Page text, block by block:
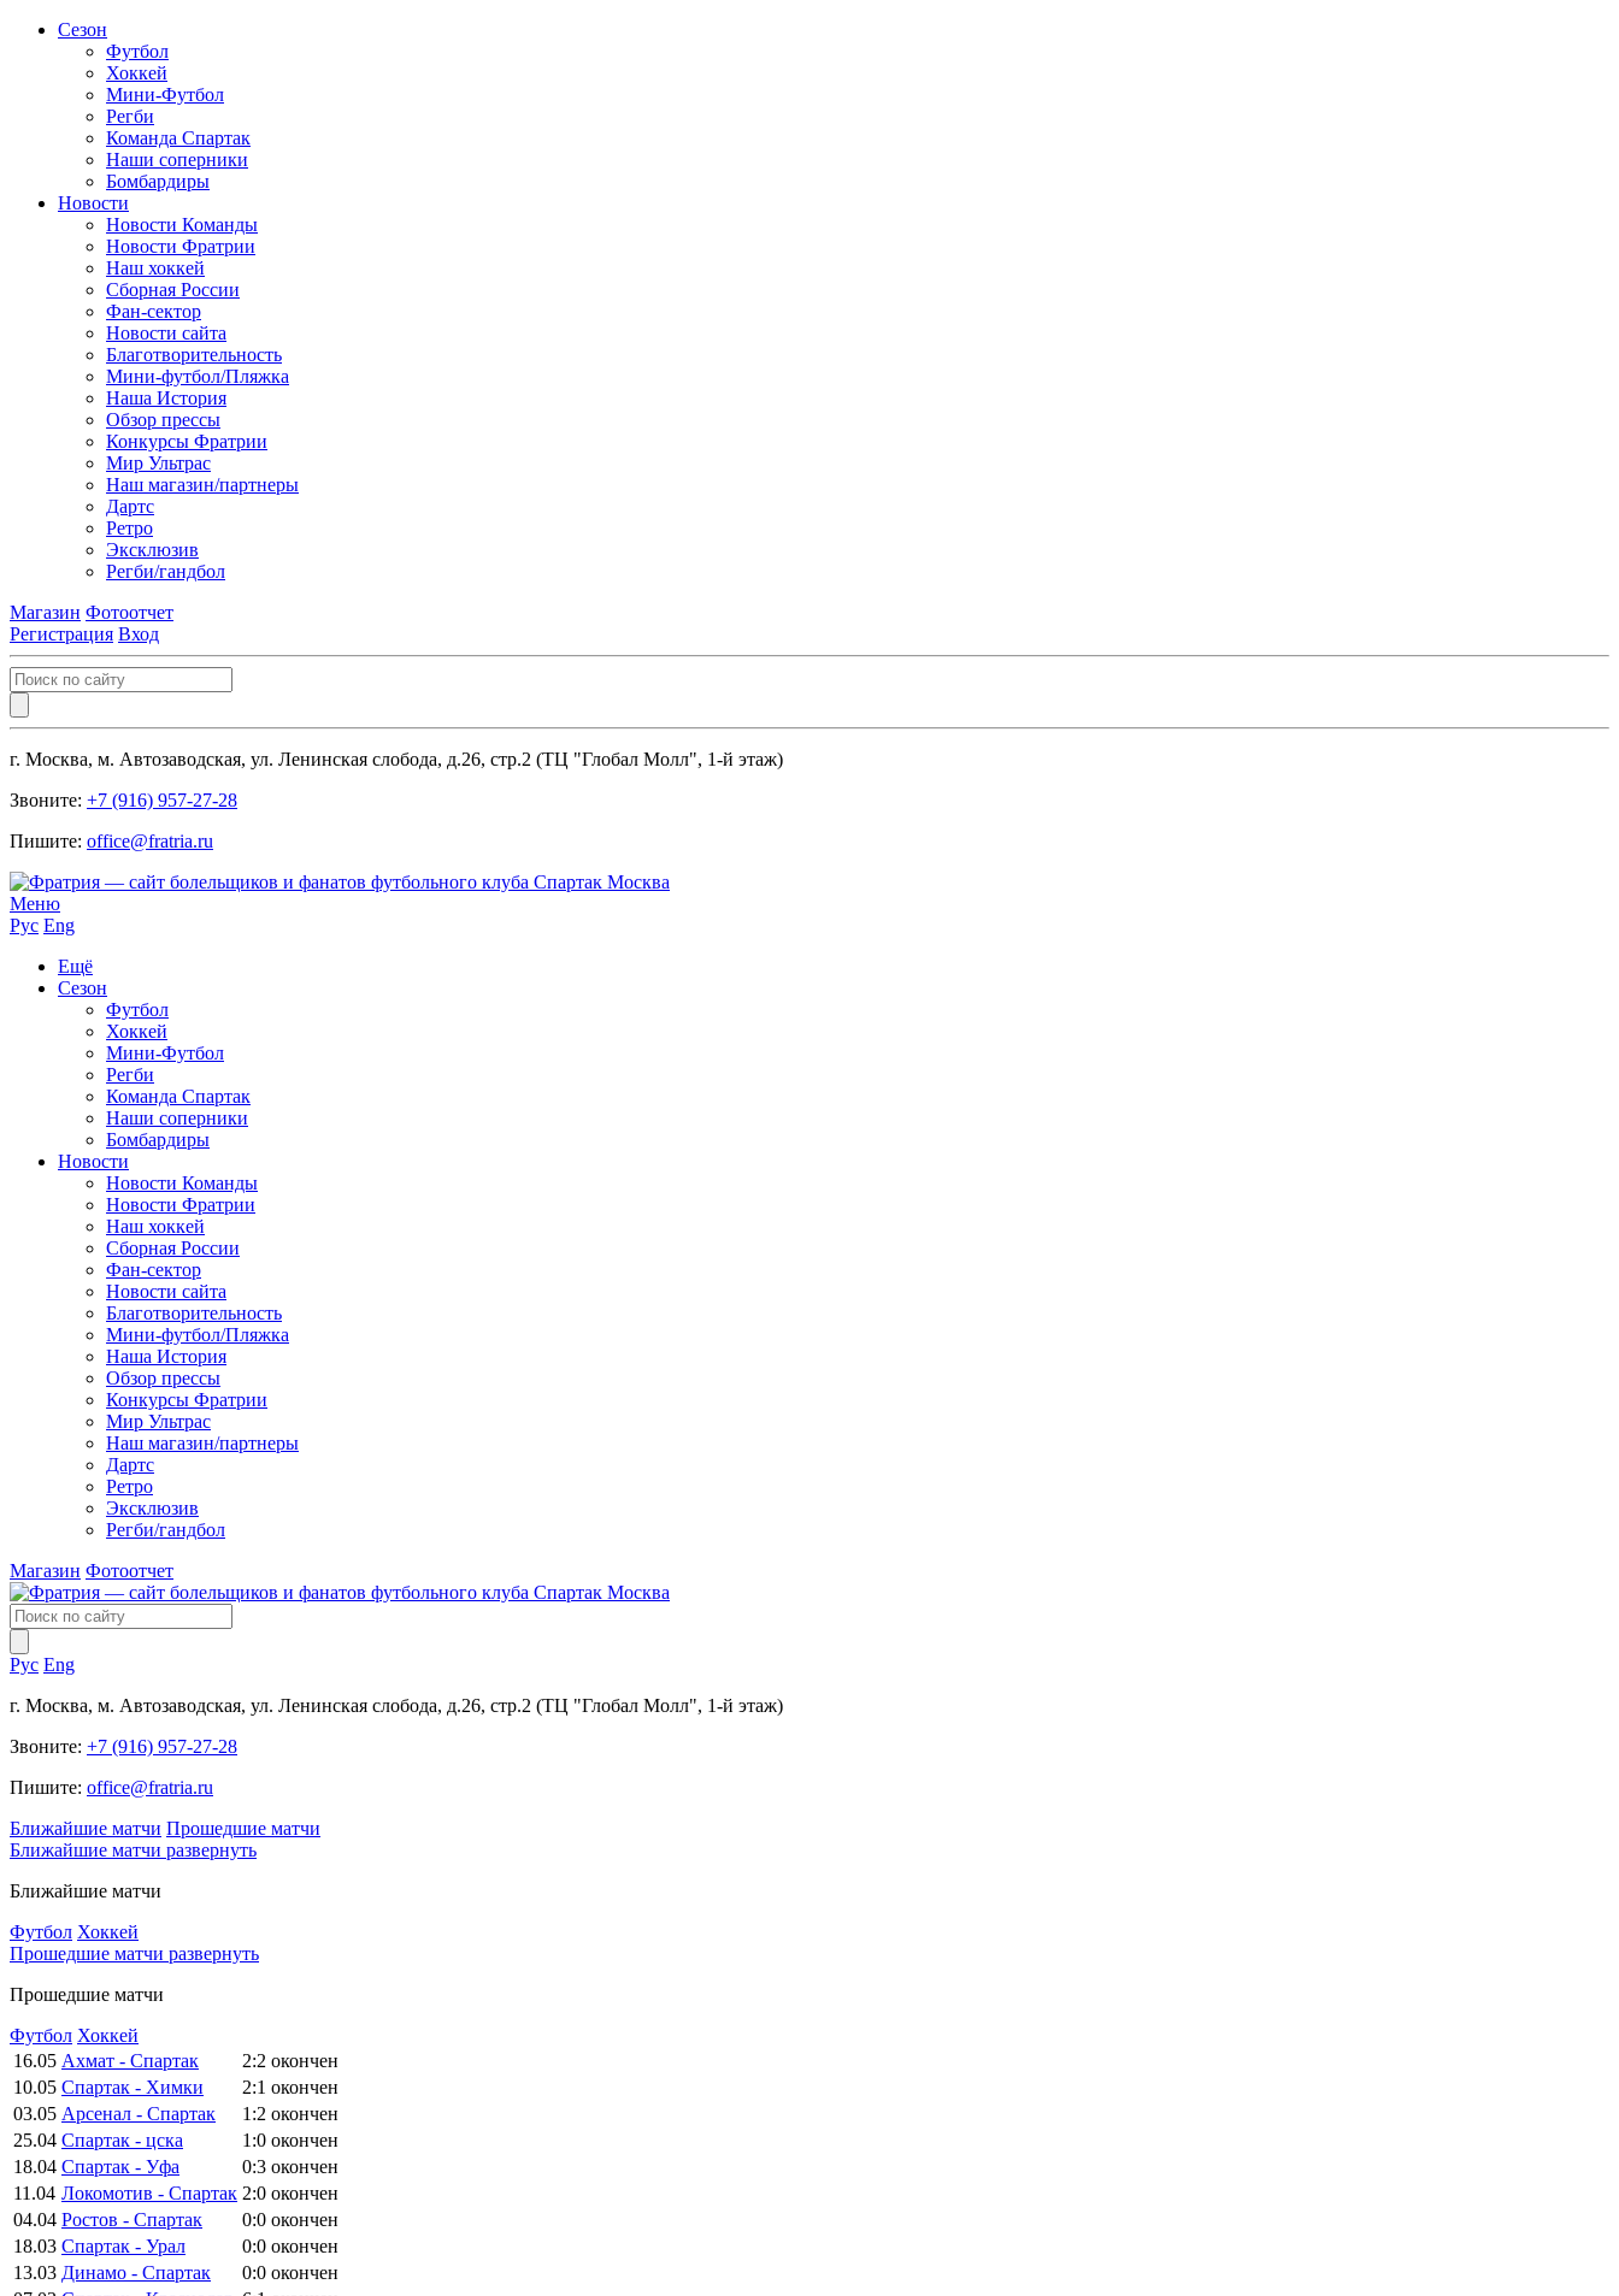
Сезон
Футбол
Хоккей
Мини-Футбол
Регби
Команда Спартак
Наши соперники
Бомбардиры
Новости
Новости Команды
Новости Фратрии
Наш хоккей
Сборная России
Фан-cектор
Новости сайта
Благотворительность
Мини-футбол/Пляжка
Наша История
Обзор прессы
Конкурсы Фратрии
Мир Ультрас
Наш магазин/партнеры
Дартс
Ретро
Эксклюзив
Регби/гандбол
Магазин Фотоотчет
Регистрация Вход
г. Москва, м. Автозаводская, ул. Ленинская слобода, д.26, стр.2 (ТЦ "Глобал Молл", 1-й этаж)
Звоните: +7 (916) 957-27-28
Пишите: office@fratria.ru
Меню
Рус Eng
Ещё
Сезон
Футбол
Хоккей
Мини-Футбол
Регби
Команда Спартак
Наши соперники
Бомбардиры
Новости
Новости Команды
Новости Фратрии
Наш хоккей
Сборная России
Фан-cектор
Новости сайта
Благотворительность
Мини-футбол/Пляжка
Наша История
Обзор прессы
Конкурсы Фратрии
Мир Ультрас
Наш магазин/партнеры
Дартс
Ретро
Эксклюзив
Регби/гандбол
Магазин Фотоотчет
Рус Eng
г. Москва, м. Автозаводская, ул. Ленинская слобода, д.26, стр.2 (ТЦ "Глобал Молл", 1-й этаж)
Звоните: +7 (916) 957-27-28
Пишите: office@fratria.ru
Ближайшие матчи Прошедшие матчи
Ближайшие матчи развернуть
Ближайшие матчи
Футбол Хоккей
Прошедшие матчи развернуть
Прошедшие матчи
Футбол Хоккей
16.05 Ахмат - Спартак 2:2 окончен
10.05 Спартак - Химки 2:1 окончен
03.05 Арсенал - Спартак 1:2 окончен
25.04 Спартак - цска 1:0 окончен
18.04 Спартак - Уфа 0:3 окончен
11.04 Локомотив - Спартак 2:0 окончен
04.04 Ростов - Спартак 0:0 окончен
18.03 Спартак - Урал 0:0 окончен
13.03 Динамо - Спартак 0:0 окончен